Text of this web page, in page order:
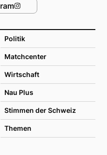
Politik
Matchcenter
Wirtschaft
Nau Plus
Stimmen der Schweiz
Themen